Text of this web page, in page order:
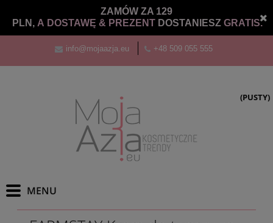
ZAMÓW ZA 129
PLN, A DOSTAWĘ & PREZENT DOSTANIESZ GRATIS.
info@mojaazja.eu +48 509 055 555
(PUSTY)